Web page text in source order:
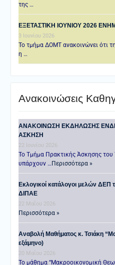
της …
ΕΞΕΤΑΣΤΙΚΗ IOYNIOY 2026
3 Ιουνίου 2026
Το τμήμα ΔΟΜΤ ανακοινώνει ότι
η …
Ανακοινώσεις
ANAKOINΩΣΗ ΕΚΔΗΛΩΣΗΣ
ΑΣΚΗΣΗ
22 Ιουνίου 2026
Το Τμήμα Πρακτικής Άσκησης
υπάρχουν …Περισσότερα »
Εκλογικοί κατάλογοι μελών
ΔΙΠΑΕ
22 Μαΐου 2026
Περισσότερα »
Αναβολή Μαθήματος κ. Τσιάκη
εξάμηνο)
20 Μαΐου 2026
Το μάθημα “Μακροοικονομική